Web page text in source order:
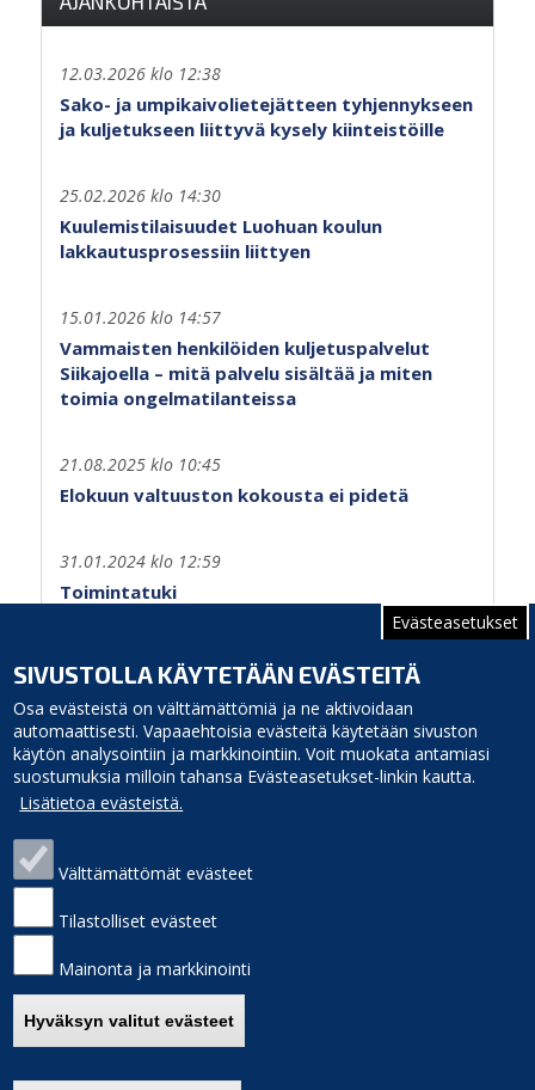
Evästeasetukset
SIVUSTOLLA KÄYTETÄÄN EVÄSTEITÄ
Osa evästeistä on välttämättömiä ja ne aktivoidaan
automaattisesti. Vapaaehtoisia evästeitä käytetään sivuston
käytön analysointiin ja markkinointiin. Voit muokata antamiasi
suostumuksia milloin tahansa Evästeasetukset-linkin kautta.
Lisätietoa evästeistä.
Välttämättömät evästeet
Tilastolliset evästeet
Mainonta ja markkinointi
Hyväksyn valitut evästeet
12.03.2026 klo 12:38
Sako- ja umpikaivolietejätteen tyhjennykseen
ja kuljetukseen liittyvä kysely kiinteistöille
25.02.2026 klo 14:30
Kuulemistilaisuudet Luohuan koulun
lakkautusprosessiin liittyen
15.01.2026 klo 14:57
Vammaisten henkilöiden kuljetuspalvelut
Siikajoella – mitä palvelu sisältää ja miten
toimia ongelmatilanteissa
21.08.2025 klo 10:45
Elokuun valtuuston kokousta ei pidetä
31.01.2024 klo 12:59
Toimintatuki
Edellinen
sivu
‹‹
Siikajoen kunta
Virastotie 5A
92400 Ruukki
e-mail: kunnanvirasto(at)siikajoki.fi